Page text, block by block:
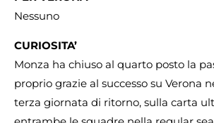
Nessuno
CURIOSITA’
Monza ha chiuso al quarto posto la
proprio grazie al successo su Verona
terza giornata di ritorno, sulla carta